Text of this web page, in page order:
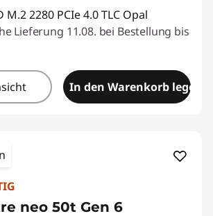
M.2 2280 PCIe 4.0 TLC Opal
Lieferung 11.08. bei Bestellung bis
In den Warenkorb legen
neo 50t Gen 6